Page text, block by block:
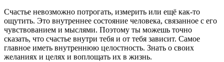
Счастье невозможно потрогать, измерить или ещё как-то
ощутить. Это внутреннее состояние человека, связанное с его
чувствованием и мыслями. Поэтому ты можешь точно
сказать, что счастье внутри тебя и от тебя зависит. Самое
главное иметь внутреннюю целостность. Знать о своих
желаниях и целях и воплощать их в жизнь.